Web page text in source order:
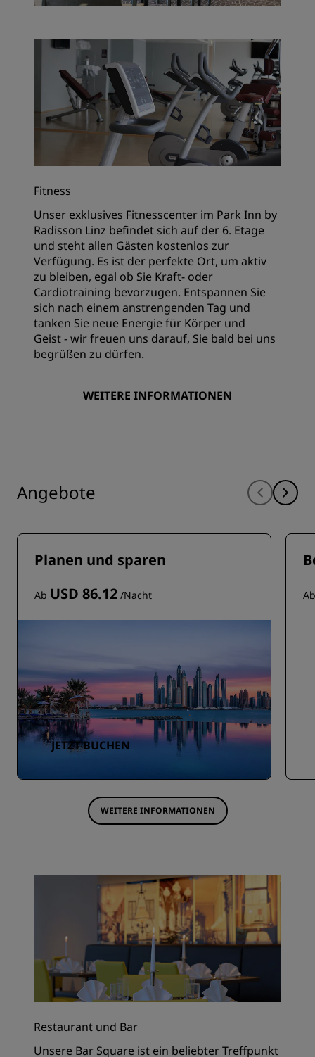
Fitness
Unser exklusives Fitnesscenter im Park Inn by
Radisson Linz befindet sich auf der 6. Etage
und steht allen Gästen kostenlos zur
Verfügung. Es ist der perfekte Ort, um aktiv
zu bleiben, egal ob Sie Kraft- oder
Cardiotraining bevorzugen. Entspannen Sie
sich nach einem anstrengenden Tag und
tanken Sie neue Energie für Körper und
Geist - wir freuen uns darauf, Sie bald bei uns
begrüßen zu dürfen.
WEITERE INFORMATIONEN
Angebote
Planen und sparen
Ab USD 86.12 /Nacht
JETZT BUCHEN
WEITERE INFORMATIONEN
Restaurant und Bar
Unsere Bar Square ist ein beliebter Treffpunkt